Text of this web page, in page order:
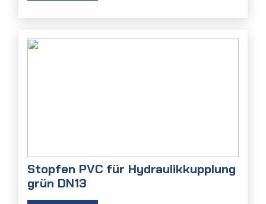
Stopfen PVC für Hydraulikkupplung
grün DN13